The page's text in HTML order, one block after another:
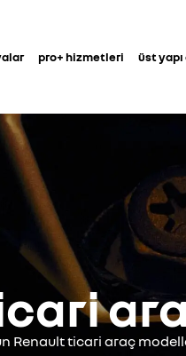
pro+ hizmetleri üst
Renault ticari araç